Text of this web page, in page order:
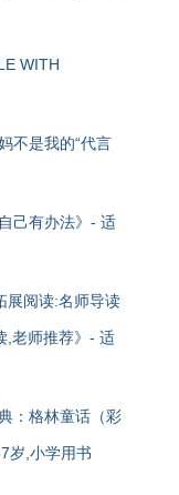
WITH
不是我的“代言
己有办法》- 适
展阅读:名师导读
,老师推荐》- 适
：格林童话（彩
岁,小学用书